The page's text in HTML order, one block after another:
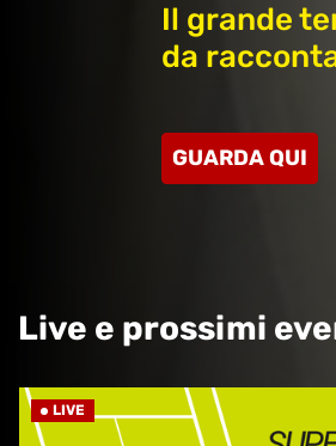
Il grande
da
GUARDA QUI
Live e prossimi
LIVE